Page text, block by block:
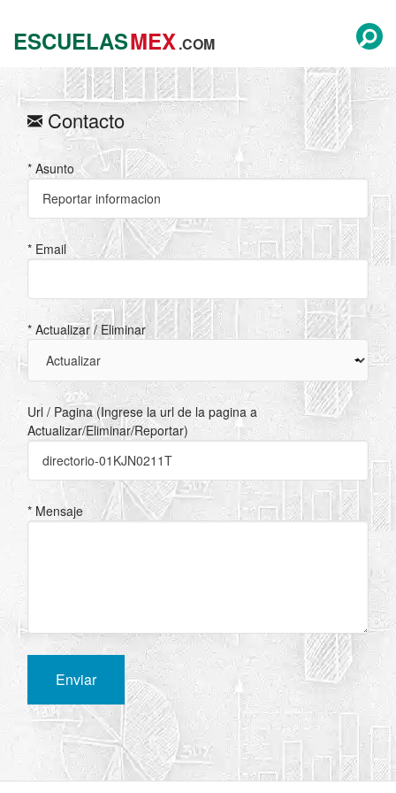
ESCUELASMEX.COM
Contacto
* Asunto
* Email
* Actualizar / Eliminar
Url / Pagina (Ingrese la url de la pagina a
Actualizar/Eliminar/Reportar)
* Mensaje
Enviar